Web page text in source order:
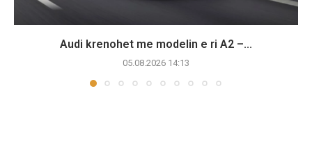
Audi krenohet me modelin e ri A2 –...
05.08.2026 14:13